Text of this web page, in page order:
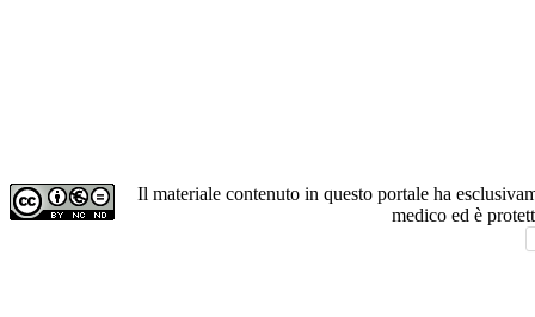
Il materiale contenuto in questo portale ha
medico ed è